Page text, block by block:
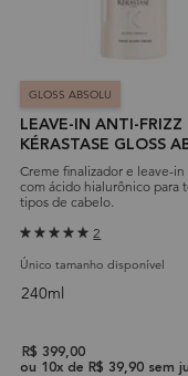
GLOSS ABSOLU
LEAVE-IN ANTI-FRIZZ
KÉRASTASE GLOSS
FRIZZ GLAZE CRÈME
Creme finalizador e leave-in
com ácido hialurônico para
tipos de cabelo.
2
Único tamanho disponível
240ml
R$ 399,00
ou 10x de R$ 39,90 sem